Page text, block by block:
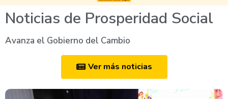
Noticias de Prosperidad Social
Avanza el Gobierno del Cambio
Ver más noticias